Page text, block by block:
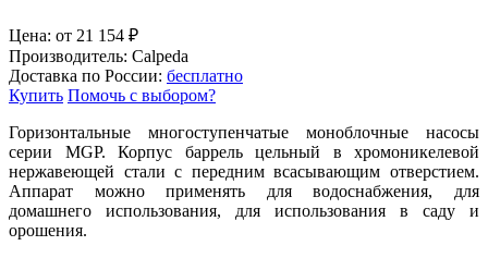
Цена: от 21 154 ₽
Производитель: Calpeda
Доставка по России: бесплатно
Купить Помочь с выбором?
Горизонтальные многоступенчатые моноблочные насосы
серии MGP. Корпус баррель цельный в хромоникелевой
нержавеющей стали с передним всасывающим отверстием.
Аппарат можно применять для водоснабжения, для
домашнего использования, для использования в саду и
орошения.